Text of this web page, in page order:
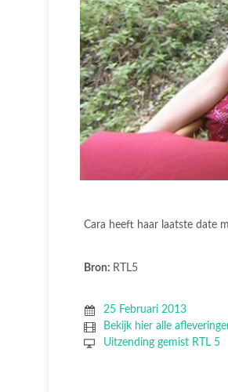
Cara heeft haar laatste date
Bron: RTL5
25 Februari 2013
Bekijk hier alle
Uitzending gemist RTL 5